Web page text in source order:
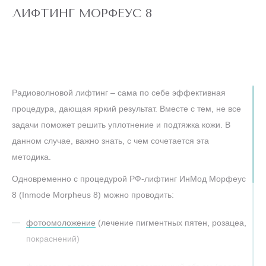
разглаживание) наступит через 2-3 недели, когда
зависит от нескольких факторов: площадь обрабатываемой
цен рекомендуем записаться на бесплатную консультацию
к нашему специалисту — врач оценит состояние вашей
ОГРАНИЧЕНИЯ И ВОЗМОЖНЫЕ НЕУДОБСТВА
После процедуры, такой как игольчатый рф-лифтинг
Морфеус 8, возможны покраснение, ощущение тепла и
небольшая отечность в течение суток, обычно эти
проявления проходят самостоятельно и не требуют
ЛИФТИНГ МОРФЕУС 8
Радиоволновой лифтинг – сама по себе эффективная
процедура, дающая яркий результат. Вместе с тем, не все
задачи поможет решить уплотнение и подтяжка кожи. В
данном случае, важно знать, с чем сочетается эта
методика.
Одновременно с процедурой РФ-лифтинг ИнМод Морфеус
8 (Inmode Morpheus 8) можно проводить:
фотоомоложение (лечение пигментных пятен, розацеа,
покраснений)